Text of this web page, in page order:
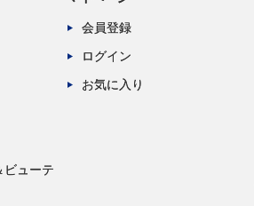
ビューテ
会員登録
ログイン
お気に入り